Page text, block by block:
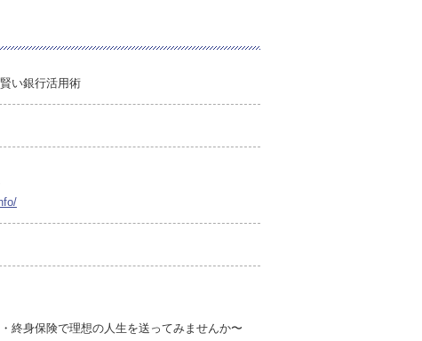
い銀行活用術
終身保険で理想の人生を送ってみませんか〜